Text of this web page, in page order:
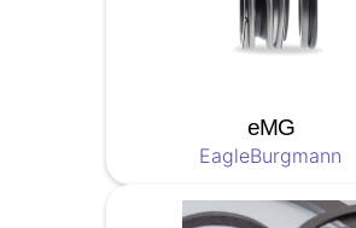
eMG
EagleBurgmann